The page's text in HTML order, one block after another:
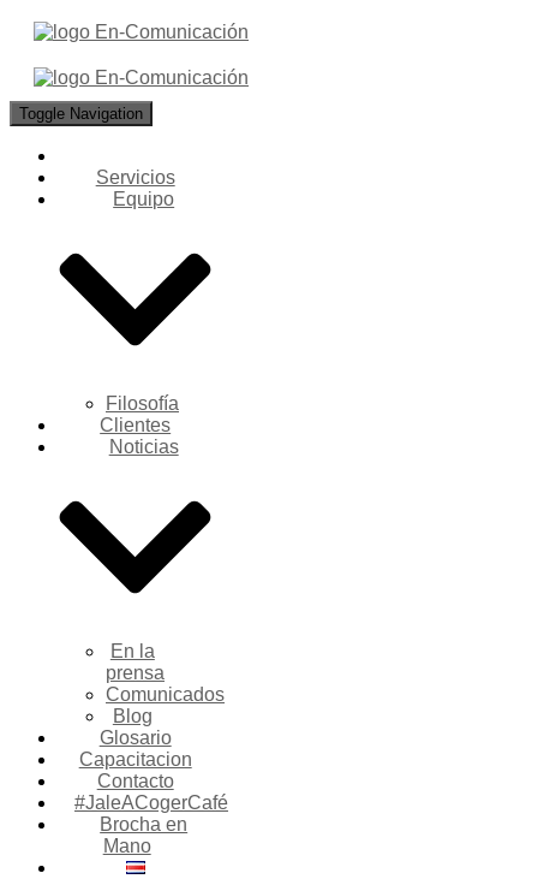
Toggle Navigation
Servicios
Equipo
Filosofía
Clientes
Noticias
En la
prensa
Comunicados
Blog
Glosario
Capacitacion
Contacto
#JaleACogerCafé
Brocha en
Mano